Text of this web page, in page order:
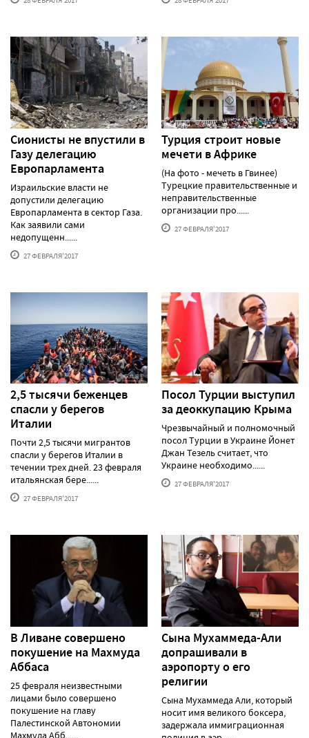
Сионисты не впустили в
Газу делегацию
Европарламента
Израильские власти не
допустили делегацию
Европарламента в сектор Газа.
Как заявили сами
недопущенн......
27 ФЕВРАЛЯ'2017
Турция строит новые
мечети в Африке
(На фото - мечеть в Гвинее)
Турецкие правительственные и
неправительственные
организации про......
27 ФЕВРАЛЯ'2017
2,5 тысячи беженцев
спасли у берегов
Италии
Почти 2,5 тысячи мигрантов
спасли у берегов Италии в
течении трех дней. 23 февраля
итальянская бере......
27 ФЕВРАЛЯ'2017
Посол Турции выступил
за деоккупацию Крыма
Чрезвычайный и полномочный
посол Турции в Украине Йонет
Джан Тезель считает, что
Украине необходимо......
27 ФЕВРАЛЯ'2017
В Ливане совершено
покушение на Махмуда
Аббаса
25 февраля неизвестными
лицами было совершено
покушение на главу
Палестинской Автономии
Махмуда Абб......
Сына Мухаммеда-Али
допрашивали в
аэропорту о его
религии
Сына Мухаммеда Али, который
носит имя великого боксера,
задержала иммиграционная